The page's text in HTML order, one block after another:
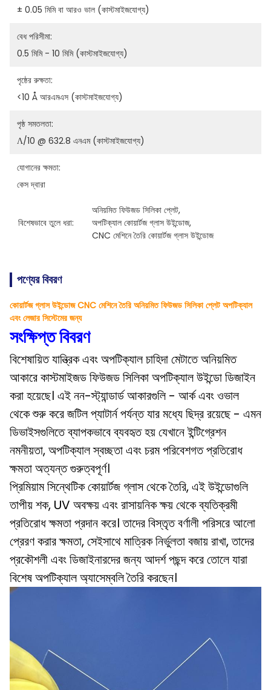
± 0.05 মিমি বা আরও ভাল (কাস্টমাইজযোগ্য)
বেধ পরিসীমা:
0.5 মিমি - 10 মিমি (কাস্টমাইজযোগ্য)
পৃষ্ঠের রুক্ষতা:
<10 Å আরএমএস (কাস্টমাইজযোগ্য)
পৃষ্ঠ সমতলতা:
Λ/10 @ 632.8 এনএম (কাস্টমাইজযোগ্য)
যোগানের ক্ষমতা:
কেস দ্বারা
বিশেষভাবে তুলে ধরা:
অনিয়মিত ফিউজড সিলিকা প্লেট,
অপটিক্যাল কোয়ার্টজ গ্লাস উইন্ডোজ,
CNC মেশিনে তৈরি কোয়ার্টজ গ্লাস উইন্ডোজ
পণ্যের বিবরণ
কোয়ার্টজ গ্লাস উইন্ডোজ CNC মেশিনে তৈরি অনিয়মিত ফিউজড সিলিকা প্লেট অপটিক্যাল
এবং লেজার সিস্টেমের জন্য
সংক্ষিপ্ত বিবরণ
বিশেষায়িত যান্ত্রিক এবং অপটিক্যাল চাহিদা মেটাতে অনিয়মিত
আকারে কাস্টমাইজড ফিউজড সিলিকা অপটিক্যাল উইন্ডো ডিজাইন
করা হয়েছে। এই নন-স্ট্যান্ডার্ড আকারগুলি - আর্ক এবং ওভাল
থেকে শুরু করে জটিল প্যাটার্ন পর্যন্ত যার মধ্যে ছিদ্র রয়েছে - এমন
ডিভাইসগুলিতে ব্যাপকভাবে ব্যবহৃত হয় যেখানে ইন্টিগ্রেশন
নমনীয়তা, অপটিক্যাল স্বচ্ছতা এবং চরম পরিবেশগত প্রতিরোধ
ক্ষমতা অত্যন্ত গুরুত্বপূর্ণ।
প্রিমিয়াম সিন্থেটিক কোয়ার্টজ গ্লাস থেকে তৈরি, এই উইন্ডোগুলি
তাপীয় শক, UV অবক্ষয় এবং রাসায়নিক ক্ষয় থেকে ব্যতিক্রমী
প্রতিরোধ ক্ষমতা প্রদান করে। তাদের বিস্তৃত বর্ণালী পরিসরে আলো
প্রেরণ করার ক্ষমতা, সেইসাথে মাত্রিক নির্ভুলতা বজায় রাখা, তাদের
প্রকৌশলী এবং ডিজাইনারদের জন্য আদর্শ পছন্দ করে তোলে যারা
বিশেষ অপটিক্যাল অ্যাসেম্বলি তৈরি করছেন।